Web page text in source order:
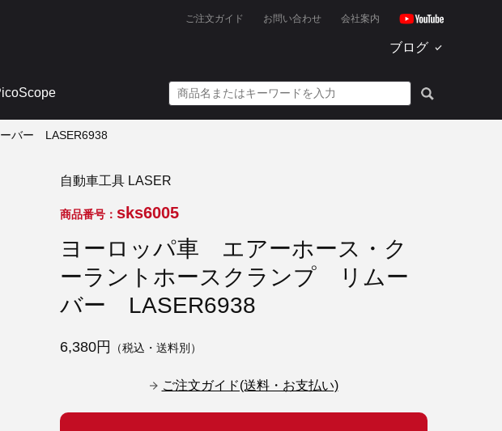
ご注文ガイド お問い合わせ 会社案内
ブログ
バー LASER6938
自動車工具 LASER
商品番号： sks6005
ヨーロッパ車 エアーホース・ク
ーラントホースクランプ リムー
バー LASER6938
6,380円 （税込・送料別）
ご注文ガイド(送料・お支払い)